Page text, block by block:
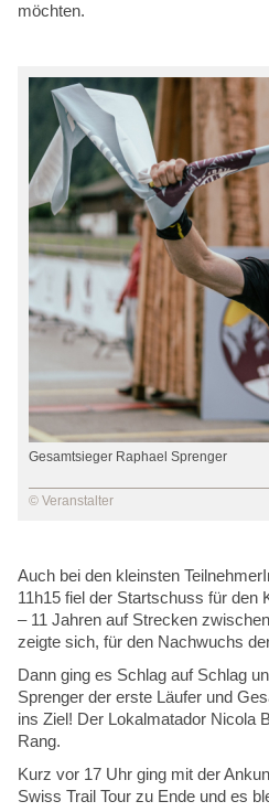
möchten.
Gesamtsieger Raphael Sprenger
© Veranstalter
Auch bei den kleinsten
11h15 fiel der Startschuss für den
– 11 Jahren auf Strecken
zeigte sich, für den Nachwuchs
Dann ging es Schlag auf Schlag
Sprenger der erste Läufer und
ins Ziel! Der Lokalmatador Nicola
Rang.
Kurz vor 17 Uhr ging mit der
Swiss Trail Tour zu Ende und es